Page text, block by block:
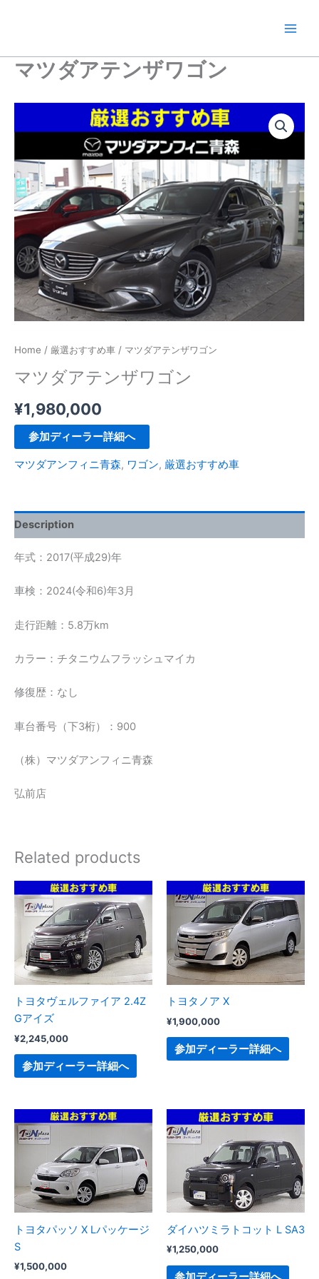
ス マツダアテンザワゴン
Home / 厳選おすすめ車 / マツダアテンザワゴン
マツダアテンザワゴン
¥1,980,000
参加ディーラー詳細へ
マツダアンフィニ青森, ワゴン, 厳選おすすめ車
Description
年式：2017(平成29)年
車検：2024(令和6)年3月
走行距離：5.8万km
カラー：チタニウムフラッシュマイカ
修復歴：なし
車台番号（下3桁）：900
（株）マツダアンフィニ青森
弘前店
Related products
トヨタヴェルファイア 2.4Z
Gアイズ
¥2,245,000
参加ディーラー詳細へ
トヨタノア X
¥1,900,000
参加ディーラー詳細へ
トヨタパッソ X Lパッケージ
S
¥1,500,000
ダイハツミラトコット L SA3
¥1,250,000